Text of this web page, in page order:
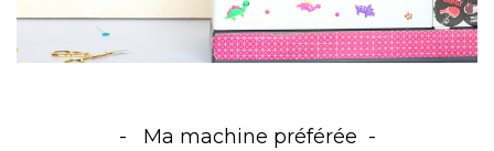
Ma machine préférée